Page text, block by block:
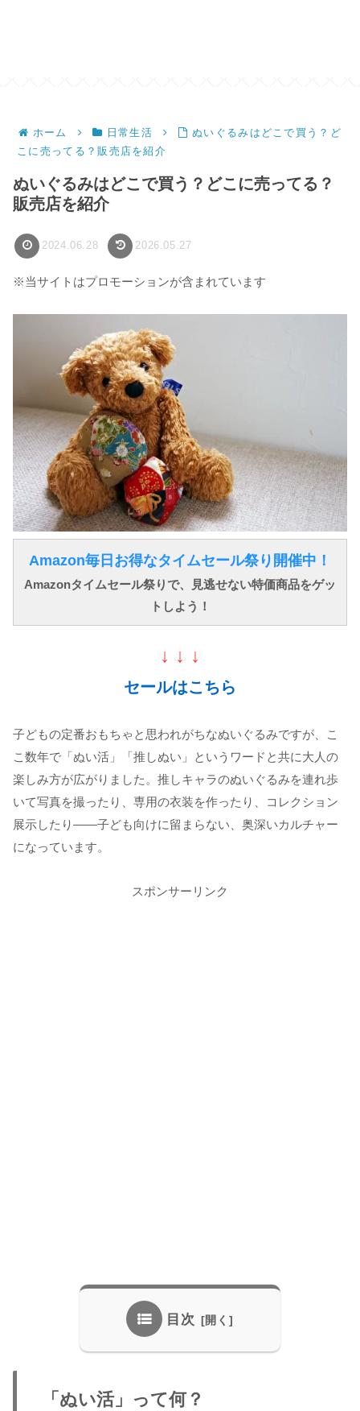
ホーム 日常生活
ぬいぐるみはどこで買う？ど
こに売ってる？販売店を紹介
ぬいぐるみはどこで買う？どこに売ってる？
販売店を紹介
2024.06.28 2026.05.27
※当サイトはプロモーションが含まれています
Amazon毎日お得なタイムセール祭り開催中！
Amazonタイムセール祭りで、見逃せない特価商品をゲッ
トしよう！
↓ ↓ ↓
セールはこちら
子どもの定番おもちゃと思われがちなぬいぐるみですが、こ
こ数年で「ぬい活」「推しぬい」というワードと共に大人の
楽しみ方が広がりました。推しキャラのぬいぐるみを連れ歩
いて写真を撮ったり、専用の衣装を作ったり、コレクション
展示したり——子ども向けに留まらない、奥深いカルチャー
になっています。
スポンサーリンク
目次
「ぬい活」って何？